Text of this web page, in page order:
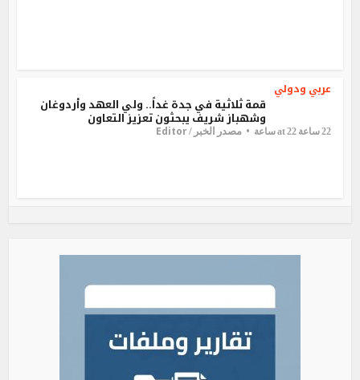
عربي ودولي
قمة ثلاثية في جدة غداً.. ولي العهد وأردوغان
وشهباز شريف يبحثون تعزيز التعاون
22 ساعة at 22 ساعة مصدر الخبر /Editor